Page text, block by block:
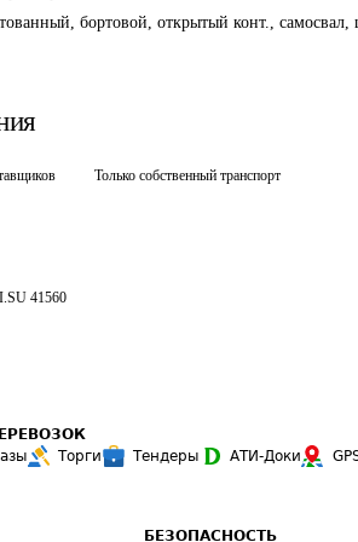
бортовой, открытый конт.,
Только собственный транспорт
41560
Торги Тендеры АТИ-Доки
БЕЗОПАСНОСТЬ